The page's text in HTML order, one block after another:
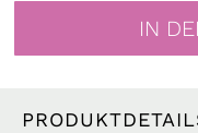
Kinderzimmer
IN